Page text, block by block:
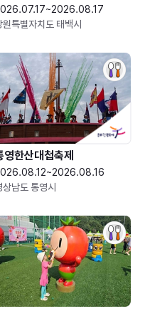
원특별자치도 태백시
영한산대첩축제
상남도 통영시